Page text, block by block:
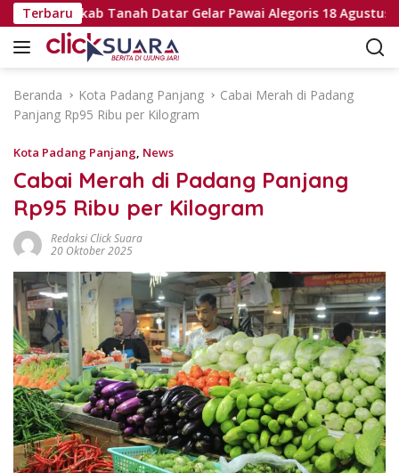
a
Terbaru
RI, Pemkab Tanah Datar Gelar Pawai Alegoris 18 Agustus
Beranda Kota Padang Panjang
Cabai Merah di Padang
Panjang Rp95 Ribu per Kilogram
Kota Padang Panjang, News
Cabai Merah di Padang Panjang
Rp95 Ribu per Kilogram
Redaksi Click Suara
20 Oktober 2025